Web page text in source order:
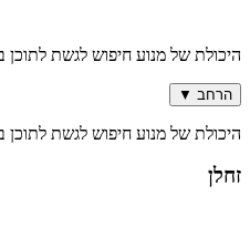
היכולת של מנוע חיפוש לגשת לתוכן
הרחב ▼
היכולת של מנוע חיפוש לגשת לתוכן
זחלן